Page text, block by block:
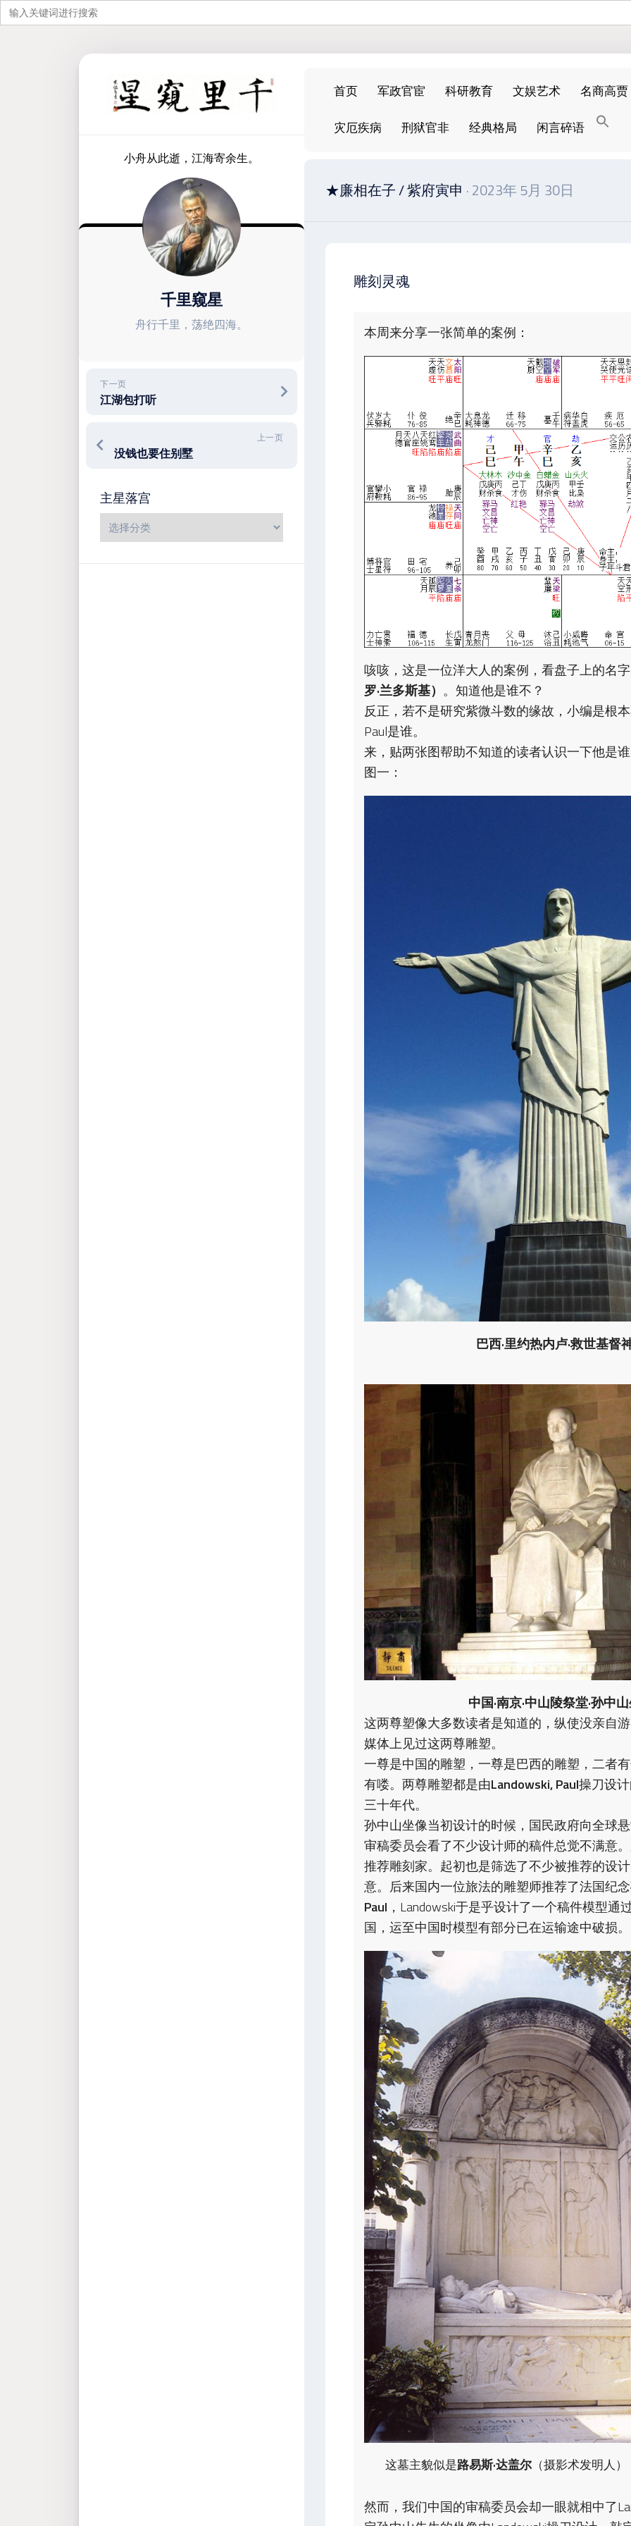
搜
索：
小舟从此逝，江海寄余生。
千里窥星
舟行千里，荡绝四海。
下一页
江湖包打听
上一页
没钱也要住别墅
主星落宫
首页 军政官宦 科研教育 文娱艺术
名商高贾
灾厄疾病
刑狱官非 经典格局 闲言碎语
★廉相在子/紫府寅申 · 2023年 5月 30日
雕刻灵魂
本周来分享一张简单的案例：
咳咳，这是一位洋大人的案例，看盘子上的名
罗·兰多斯基） 。知道他是谁不？
反正，若不是研究紫微斗数的缘故，小编是根
Paul是谁。
来，贴两张图帮助不知道的读者认识一下他是
图一：
巴西·里约热内卢·救世基督
中国·南京·中山陵祭堂·孙中
这两尊塑像大多数读者是知道的，纵使没亲自
媒体上见过这两尊雕塑。
一尊是中国的雕塑，一尊是巴西的雕塑，二者
有喽。两尊雕塑都是由Landowski, Paul操刀设
三十年代。
孙中山坐像当初设计的时候，国民政府向全球
审稿委员会看了不少设计师的稿件总觉不满意
推荐雕刻家。起初也是筛选了不少被推荐的设
意。后来国内一位旅法的雕塑师推荐了法国纪
Paul ，Landowski于是乎设计了一个稿件模型通
国，运至中国时模型有部分已在运输途中破损。
这墓主貌似是路易斯·达盖尔 （摄影术发明人
然而，我们中国的审稿委员会却一眼就相中了